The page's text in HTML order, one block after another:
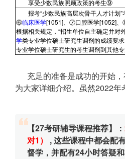
享受少数民族照顾政策的考生⑨
报考“少数民族高层次骨干人才计划
⑥临床医学[1051]、⑦口腔医学[1052]、
根据相关规定，“招生单位自主确定并对
学类专业学位硕士研究生调剂的成绩要
专业学位硕士研究生的考生调剂到其他
充足的准备是成功的开始
为大家详细介绍。虽然2022
【27考研辅导课程推荐】：
对1）
, 这些课程中都会配
督学，并配有24小时答疑